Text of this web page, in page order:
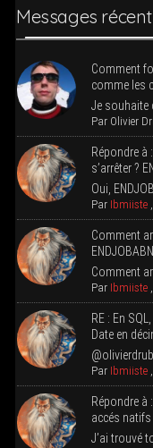
Mes­sages
Com­ment
comme les
Je sou­haite
Par Oli­vier
Répondre
s’ar­rê­ter ?
Oui,
Par Ibmiiste,
Com­ment
Com­ment
Par Ibmiiste,
RE : En
Date en
Par Ibmiiste,
Répondre à
accés natifs
J’ai trou­vé